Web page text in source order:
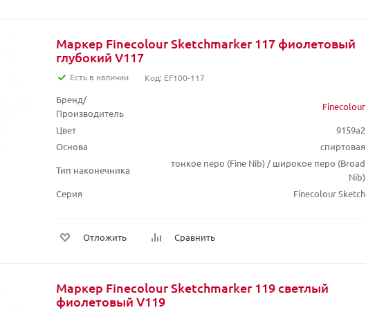
Маркер Finecolour Sketchmarker 117 фиолетовый
глубокий V117
Есть в наличии Код: EF100-117
Бренд/
Производитель
Finecolour
Цвет
9159a2
Основа
спиртовая
Тип наконечника
тонкое перо (Fine Nib) / широкое перо (Broad
Nib)
Серия
Finecolour Sketch
Отложить Сравнить
Маркер Finecolour Sketchmarker 119 светлый
фиолетовый V119